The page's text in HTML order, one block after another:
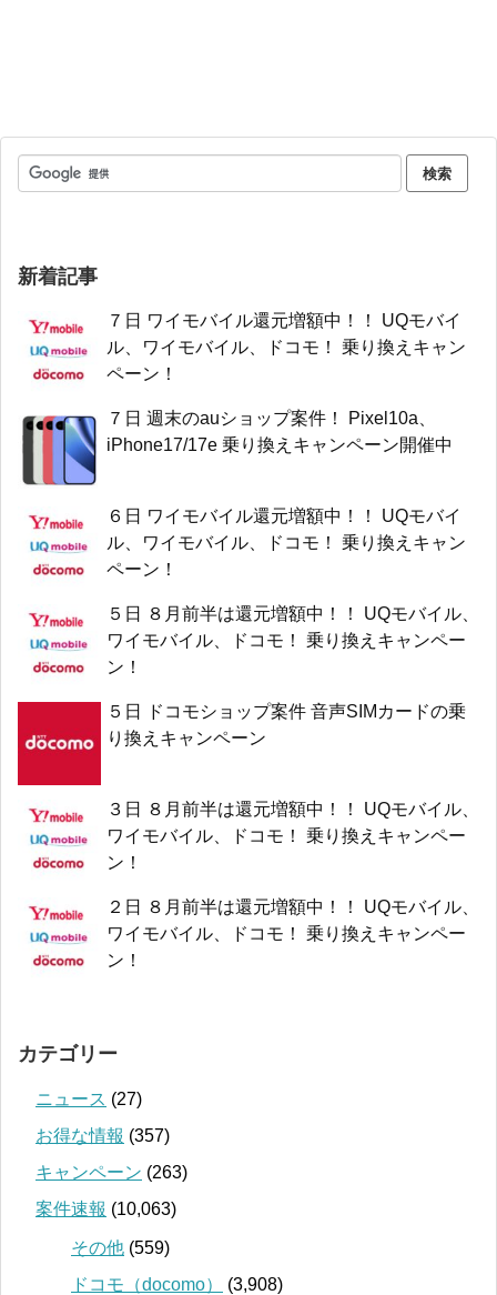
新着記事
７日 ワイモバイル還元増額中！！ UQモバイ
ル、ワイモバイル、ドコモ！ 乗り換えキャン
ペーン！
７日 週末のauショップ案件！ Pixel10a、
iPhone17/17e 乗り換えキャンペーン開催中
６日 ワイモバイル還元増額中！！ UQモバイ
ル、ワイモバイル、ドコモ！ 乗り換えキャン
ペーン！
５日 ８月前半は還元増額中！！ UQモバイル、
ワイモバイル、ドコモ！ 乗り換えキャンペー
ン！
５日 ドコモショップ案件 音声SIMカードの乗
り換えキャンペーン
３日 ８月前半は還元増額中！！ UQモバイル、
ワイモバイル、ドコモ！ 乗り換えキャンペー
ン！
２日 ８月前半は還元増額中！！ UQモバイル、
ワイモバイル、ドコモ！ 乗り換えキャンペー
ン！
カテゴリー
ニュース (27)
お得な情報 (357)
キャンペーン (263)
案件速報 (10,063)
その他 (559)
ドコモ（docomo）
(3,908)